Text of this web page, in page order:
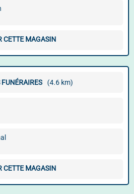
CETTE MAGASIN
(4.6 km)
CETTE MAGASIN